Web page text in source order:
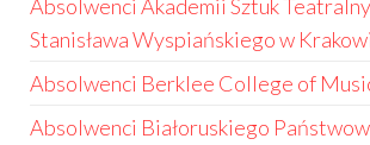
Absolwenci Akademii Sztuk
Stanisława Wyspiańskiego w
Absolwenci Berklee College of
Absolwenci Białoruskiego